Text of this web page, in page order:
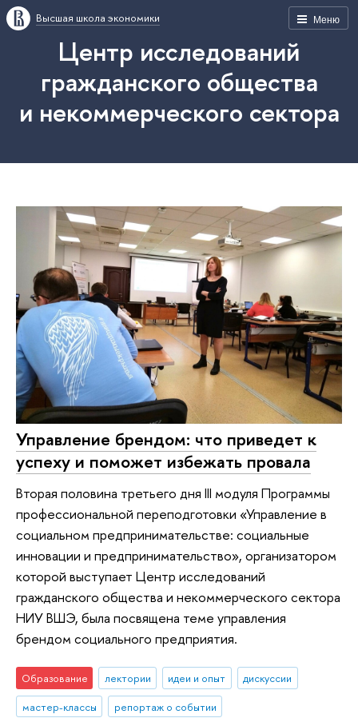
Меню
Высшая школа экономики
Центр исследований
гражданского общества
и некоммерческого сектора
Управление брендом: что приведет к
успеху и поможет избежать провала
Вторая половина третьего дня III модуля Программы
профессиональной переподготовки «Управление в
социальном предпринимательстве: социальные
инновации и предпринимательство», организатором
которой выступает Центр исследований
гражданского общества и некоммерческого сектора
НИУ ВШЭ, была посвящена теме управления
брендом социального предприятия.
Образование лектории идеи и опыт
дискуссии
мастер-классы
репортаж о событии